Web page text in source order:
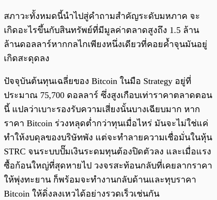
สภาวะทั้งหมดนี้นำไปสู่คำถามสำคัญระดับมหภาค จะ
เกิดอะไรขึ้นกับสินทรัพย์ที่มีมูลค่าตลาดสูงถึง 1.5 ล้าน
ล้านดอลลาร์หากกลไกเพียงหนึ่งเดียวที่คอยค้ำจุนมันอยู่
เกิดสะดุดลง
ปัจจุบันต้นทุนเฉลี่ยของ Bitcoin ในมือ Strategy อยู่ที่
ประมาณ 75,700 ดอลลาร์ ซึ่งสูงเกือบเท่าราคาตลาดตอน
นี้ แปลว่าเบาะรองรับความเสี่ยงนั้นบางเฉียบมาก หาก
ราคา Bitcoin ร่วงหลุดต่ำกว่าทุนเมื่อไหร่ มันจะไม่ใช่แค่
ทำให้งบดุลของบริษัทพัง แต่จะทำลายความเชื่อมั่นในหุ้น
STRC จนระบบปั๊มเงินระดมทุนต้องปิดตัวลง และเมื่อแรง
ซื้อก้อนใหญ่ที่สุดหายไป วงจรสะท้อนกลับที่เคยลากราคา
ให้พุ่งทะยาน ก็พร้อมจะทำงานกลับด้านและทุบราคา
Bitcoin ให้ดิ่งลงเหวได้อย่างรวดเร็วเช่นกัน